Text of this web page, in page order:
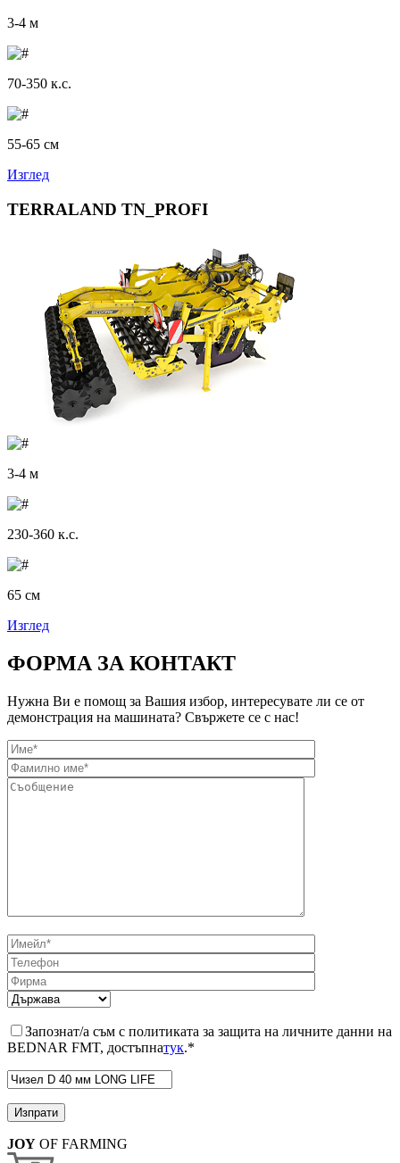
3-4 м
70-350 к.с.
55-65 см
Изглед
TERRALAND TN_PROFI
3-4 м
230-360 к.с.
65 см
Изглед
ФОРМА ЗА КОНТАКТ
Нужна Ви е помощ за Вашия избор, интересувате ли се от
демонстрация на машината? Свържете се с нас!
Запознат/а съм с политиката за защита на личните данни на
BEDNAR FMT, достъпнатук.*
JOY OF FARMING